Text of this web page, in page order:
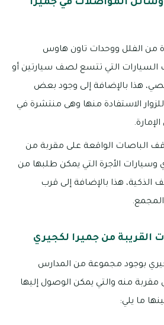
من الفلل ووحدات تاون هاوس
التي تتسع لصف سيارتين أو
هذا بالإضافة إلى وجود بعض
الاستفادة منها وهى منتشرة في
الباصات الواقعة على مقربة من
الأجرة التي يمكن طلبها من
الذكية، هذا بالإضافة إلى قرب
القريبة من جميرا لكجيري
بوجود مجموعة من المدارس
مقربة منه والتي يمكن الوصول إليها
ما يلي: